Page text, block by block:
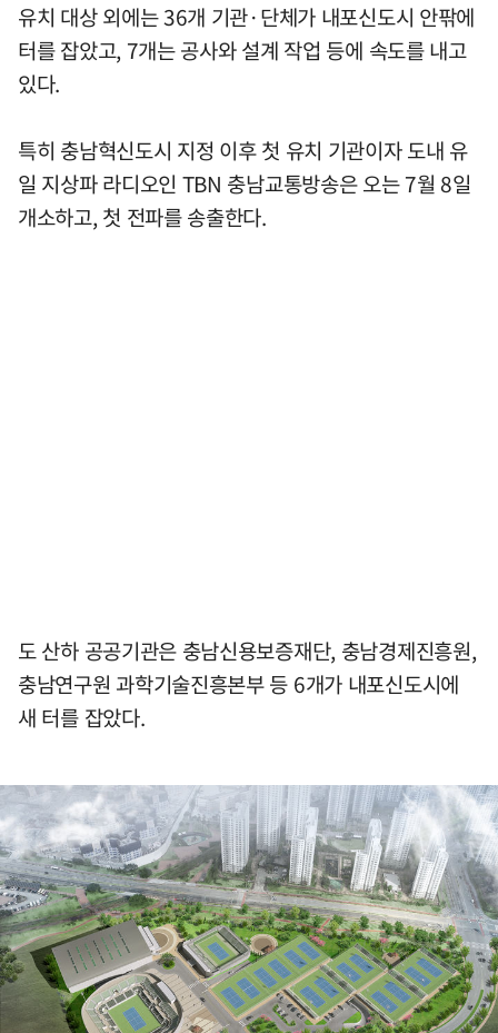
유치 대상 외에는 36개 기관·단체가 내포신도시 안팎에
터를 잡았고, 7개는 공사와 설계 작업 등에 속도를 내고
있다.
특히 충남혁신도시 지정 이후 첫 유치 기관이자 도내 유
일 지상파 라디오인 TBN 충남교통방송은 오는 7월 8일
개소하고, 첫 전파를 송출한다.
도 산하 공공기관은 충남신용보증재단, 충남경제진흥원,
충남연구원 과학기술진흥본부 등 6개가 내포신도시에
새 터를 잡았다.